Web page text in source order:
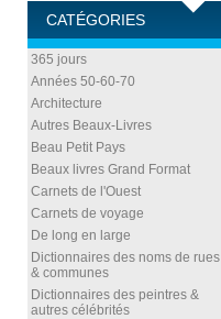
CATÉGORIES
365 jours
Années 50-60-70
Architecture
Autres Beaux-Livres
Beau Petit Pays
Beaux livres Grand Format
Carnets de l'Ouest
Carnets de voyage
De long en large
Dictionnaires des noms de rues
& communes
Dictionnaires des peintres &
autres célébrités